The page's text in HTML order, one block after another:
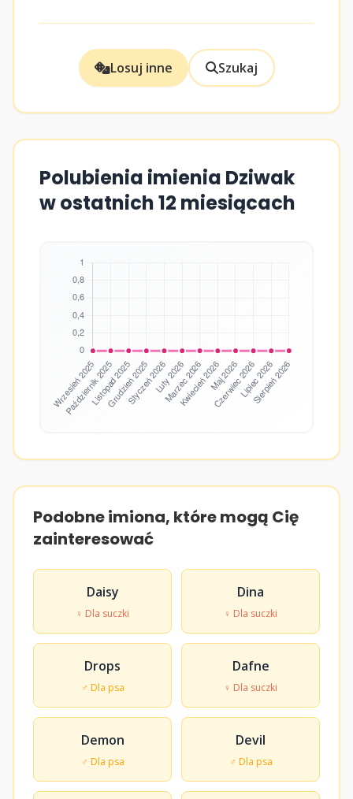
Losuj inne Szukaj
Polubienia imienia Dziwak
w ostatnich 12 miesiącach
Podobne imiona, które mogą Cię
zainteresować
Daisy
♀ Dla suczki
Dina
♀ Dla suczki
Drops
♂ Dla psa
Dafne
♀ Dla suczki
Demon
♂ Dla psa
Devil
♂ Dla psa